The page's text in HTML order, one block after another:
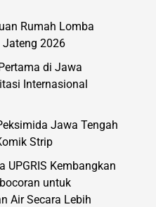
Rumah Lomba
Jateng 2026
di Jawa
Internasional
Jawa Tengah
Strip
Kembangkan
untuk
Air Secara Lebih